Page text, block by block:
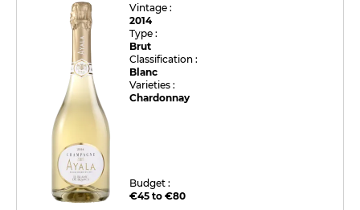
Vintage :
2014
Type :
Brut
Classification :
Blanc
Varieties :
Chardonnay
Budget :
€45 to €80